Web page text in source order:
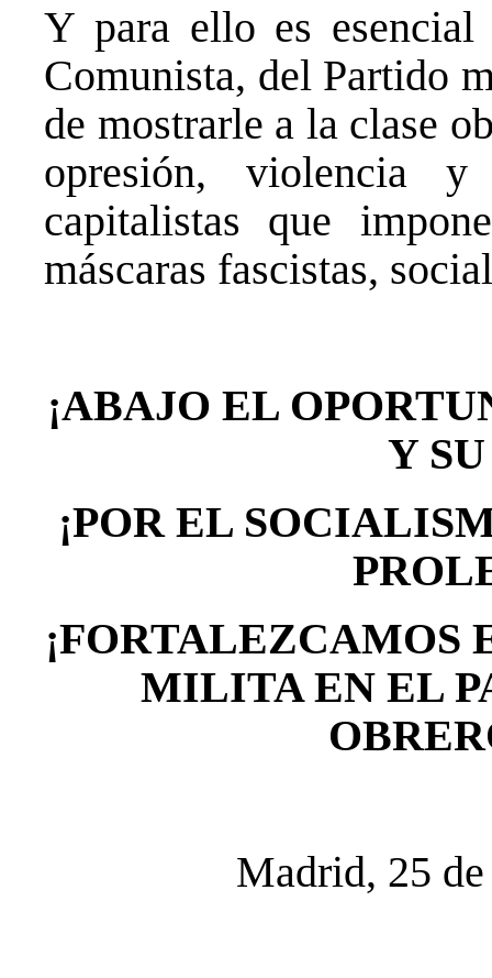
Y para ello es
Comunista, del Partido
de mostrarle a la clase
opresión, violencia
capitalistas que
máscaras fascistas,
¡ABAJO EL
Y
¡POR EL
¡FORTALEZCAMOS
MILITA EN EL
Madrid, 25